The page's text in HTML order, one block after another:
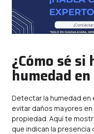
¿Cómo sé
humedad
Detectar la humedad en
evitar daños mayores
propiedad. Aquí te
que indican la presencia